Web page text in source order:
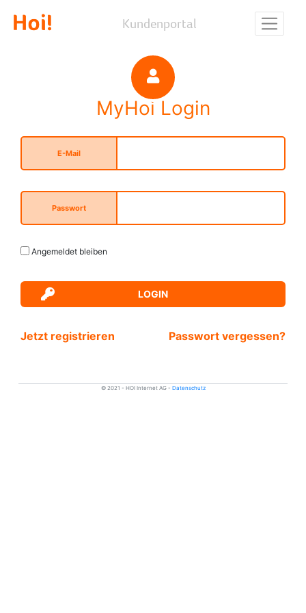
Kundenportal
MyHoi Login
E-Mail
Passwort
Angemeldet bleiben
LOGIN
Jetzt registrieren Passwort vergessen?
© 2021 - HOI Internet AG - Datenschutz